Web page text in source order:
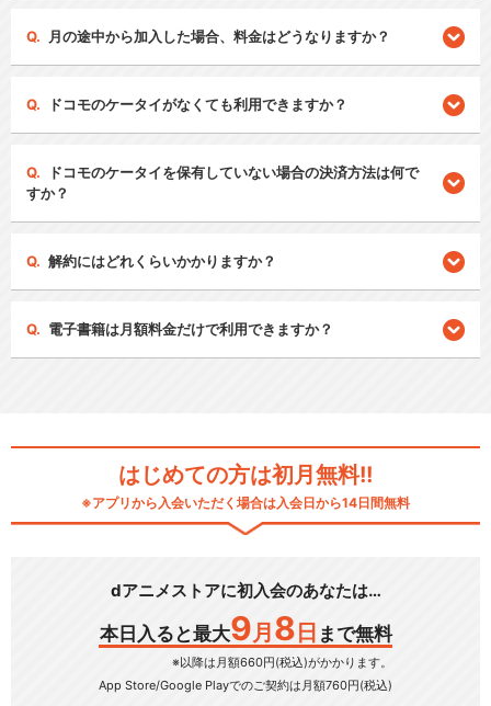
月の途中から加入した場合、料金はどうなりますか？
ドコモのケータイがなくても利用できますか？
ドコモのケータイを保有していない場合の決済方法は何で
すか？
解約にはどれくらいかかりますか？
電子書籍は月額料金だけで利用できますか？
はじめての方は初月無料!!
※アプリから入会いただく場合は入会日から14日間無料
dアニメストアに初入会のあなたは…
本日入ると最大9 月 8 日 まで無料
※以降は月額660円(税込)がかかります。
App Store/Google Playでのご契約は月額760円(税込)